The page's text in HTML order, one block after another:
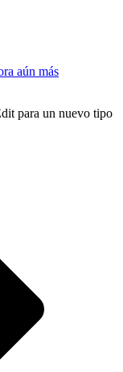
aún más
para un nuevo tipo